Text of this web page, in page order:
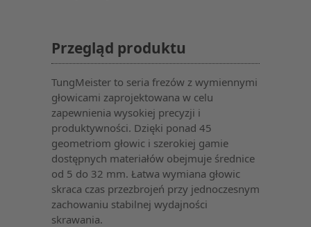
Przegląd produktu
TungMeister to seria frezów z wymiennymi
głowicami zaprojektowana w celu
zapewnienia wysokiej precyzji i
produktywności. Dzięki ponad 45
geometriom głowic i szerokiej gamie
dostępnych materiałów obejmuje średnice
od 5 do 32 mm. Łatwa wymiana głowic
skraca czas przezbrojeń przy jednoczesnym
zachowaniu stabilnej wydajności
skrawania.